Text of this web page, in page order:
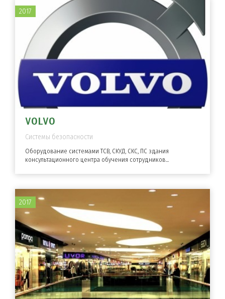
VOLVO
Системы безопасности
Оборудование системами ТСВ, СКУД, СКС, ПС здания
консультационного центра обучения сотрудников...
2017
2017